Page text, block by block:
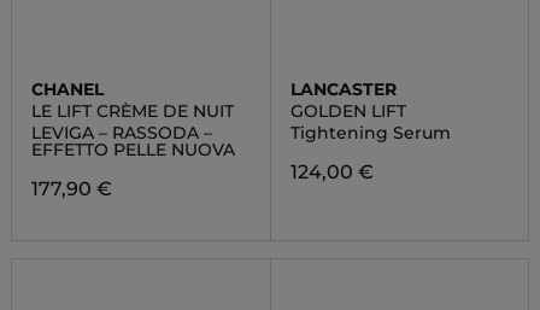
CHANEL
LE LIFT CRÈME DE NUIT
LEVIGA – RASSODA –
EFFETTO PELLE NUOVA
177,90 €
LANCASTER
GOLDEN LIFT
Tightening Serum
124,00 €